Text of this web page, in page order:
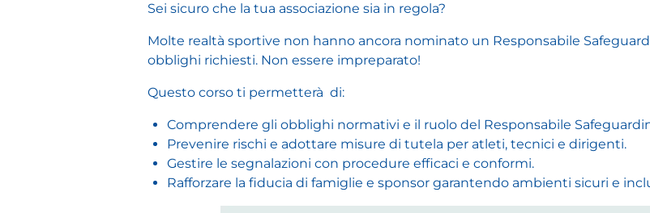
Sei sicuro che la tua associazione sia in regola?
Molte realtà sportive non hanno ancora nominato un Responsabile
obblighi richiesti. Non essere impreparato!
Questo corso ti permetterà di:
Comprendere gli obblighi normativi e il ruolo del Responsabile
Prevenire rischi e adottare misure di tutela per atleti, tecnici e dirigenti.
Gestire le segnalazioni con procedure efficaci e conformi.
Rafforzare la fiducia di famiglie e sponsor garantendo ambienti sicuri e